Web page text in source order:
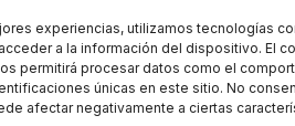
experiencias, utilizamos tecnologías
a la información del dispositivo. El
permitirá procesar datos como el
únicas en este sitio. No
afectar negativamente a ciertas